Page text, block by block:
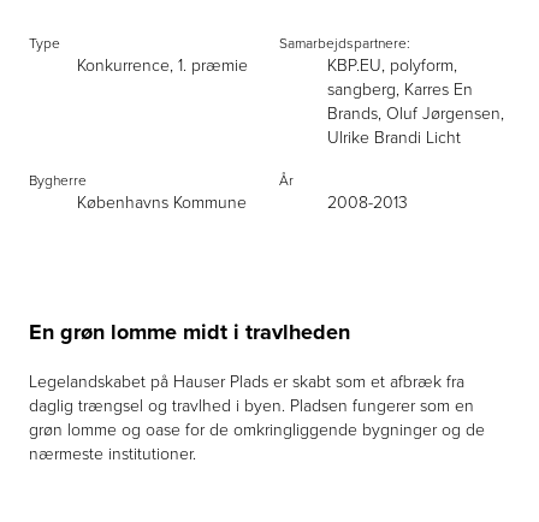
Type
Konkurrence, 1. præmie
Samarbejdspartnere:
KBP.EU, polyform,
sangberg, Karres En
Brands, Oluf Jørgensen,
Ulrike Brandi Licht
Bygherre
Københavns Kommune
År
2008-2013
En grøn lomme midt i travlheden
Legelandskabet på Hauser Plads er skabt som et afbræk fra
daglig trængsel og travlhed i byen. Pladsen fungerer som en
grøn lomme og oase for de omkringliggende bygninger og de
nærmeste institutioner.